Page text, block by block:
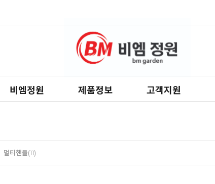
비엠정원 제품정보 고객지원
멀티핸들(11)